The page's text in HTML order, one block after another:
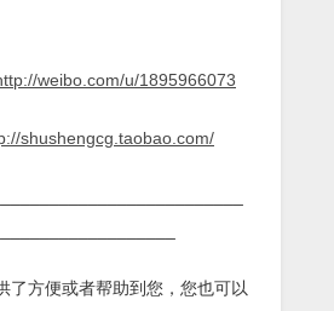
weibo.com/u/1895966073
shushengcg.taobao.com/
了方便或者帮助到您，您也可以